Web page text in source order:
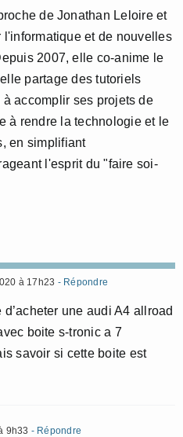
de Jonathan Leloire et
l'informatique et de nouvelles
2007, elle co-anime le
partage des tutoriels
accomplir ses projets de
à rendre la technologie et le
en simplifiant
l'esprit du "faire soi-
à 17h23 - Répondre
d’acheter une audi A4 allroad
boite s-tronic a 7
savoir si cette boite est
9h33 - Répondre